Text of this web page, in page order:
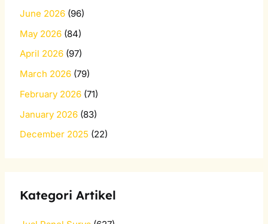
June 2026 (96)
May 2026 (84)
April 2026 (97)
March 2026 (79)
February 2026 (71)
January 2026 (83)
December 2025 (22)
Kategori Artikel